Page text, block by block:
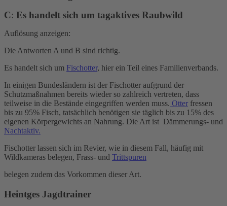
C: Es handelt sich um tagaktives Raubwild
Auflösung anzeigen:
Die Antworten A und B sind richtig.
Es handelt sich um Fischotter, hier ein Teil eines Familienverbands.
In einigen Bundesländern ist der Fischotter aufgrund der
Schutzmaßnahmen bereits wieder so zahlreich vertreten, dass
teilweise in die Bestände eingegriffen werden muss. Otter fressen
bis zu 95% Fisch, tatsächlich benötigen sie täglich bis zu 15% des
eigenen Körpergewichts an Nahrung. Die Art ist Dämmerungs- und
Nachtaktiv.
Fischotter lassen sich im Revier, wie in diesem Fall, häufig mit
Wildkameras belegen, Frass- und Trittspuren
belegen zudem das Vorkommen dieser Art.
Heintges Jagdtrainer